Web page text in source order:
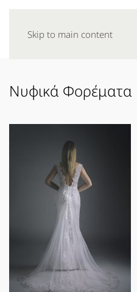
Skip to main content
Νυφικά Φορέματα